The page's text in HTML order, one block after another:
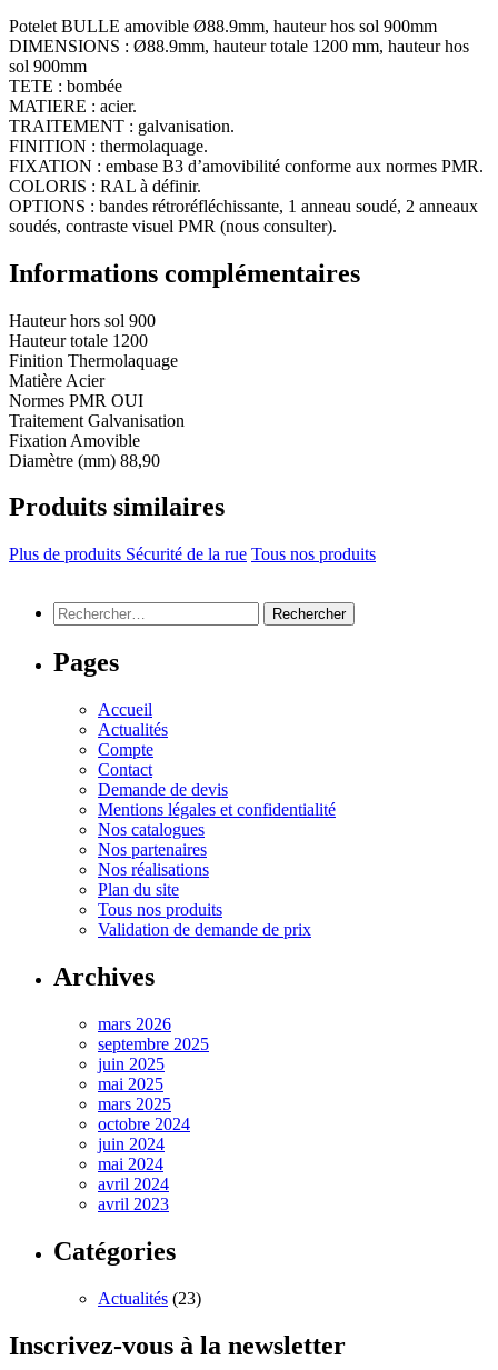
Potelet BULLE amovible Ø88.9mm, hauteur hos sol 900mm
DIMENSIONS : Ø88.9mm, hauteur totale 1200 mm, hauteur hos
sol 900mm
TETE : bombée
MATIERE : acier.
TRAITEMENT : galvanisation.
FINITION : thermolaquage.
FIXATION : embase B3 d’amovibilité conforme aux normes PMR.
COLORIS : RAL à définir.
OPTIONS : bandes rétroréfléchissante, 1 anneau soudé, 2 anneaux
soudés, contraste visuel PMR (nous consulter).
Informations complémentaires
Hauteur hors sol 900
Hauteur totale 1200
Finition Thermolaquage
Matière Acier
Normes PMR OUI
Traitement Galvanisation
Fixation Amovible
Diamètre (mm) 88,90
Produits similaires
Plus de produits Sécurité de la rue Tous nos produits
Rechercher :
Pages
Accueil
Actualités
Compte
Contact
Demande de devis
Mentions légales et confidentialité
Nos catalogues
Nos partenaires
Nos réalisations
Plan du site
Tous nos produits
Validation de demande de prix
Archives
mars 2026
septembre 2025
juin 2025
mai 2025
mars 2025
octobre 2024
juin 2024
mai 2024
avril 2024
avril 2023
Catégories
Actualités (23)
Inscrivez-vous à la newsletter